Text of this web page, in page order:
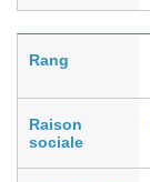
Rang
Raison
sociale